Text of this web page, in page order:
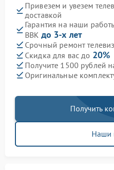
Привезем и увезем
доставкой
Гарантия на наши
BBK до 3-х лет
Срочный ремонт
Скидка для вас до 20%
Получите 1500 рублей
Оригинальные
Получить
Наши